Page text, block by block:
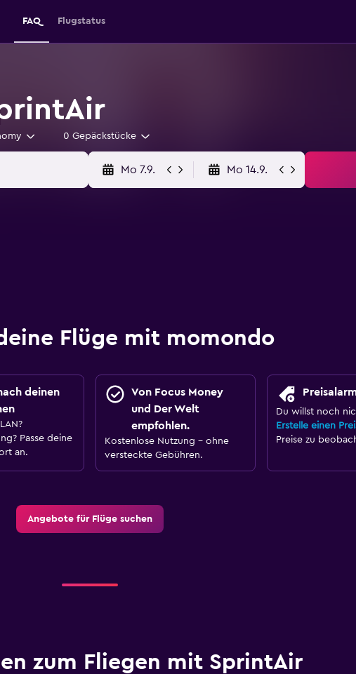
FAQ Flugstatus
0 Gepäckstücke
Mo 7.9. Mo 14.9.
Flüge mit momondo
deinen
Passe deine
an.
Von Focus Money
und Der Welt
empfohlen.
Kostenlose Nutzung – ohne
versteckte Gebühren.
Du willst noch
Erstelle einen
Preise zu
Angebote für Flüge suchen
zum Fliegen mit SprintAir